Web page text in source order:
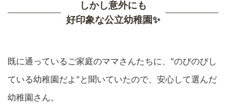
しかし意外にも
好印象な公立幼稚園✨
既に通っているご家庭のママさんたちに、"のびのびし
ている幼稚園だよ"と聞いていたので、安心して選んだ
幼稚園さん。